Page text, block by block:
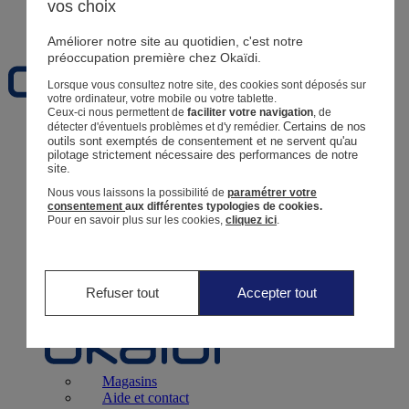
Naissance0 - 12 mois
Magasins
Retour
Bébé Fille3 mois - 5 ans
Magasins
Aide et contact
vos choix
Améliorer notre site au quotidien, c'est notre
préoccupation première chez Okaïdi.
Lorsque vous consultez notre site, des cookies sont déposés sur
votre ordinateur, votre mobile ou votre tablette.
Ceux-ci nous permettent defaciliter votre navigation , de
détecter d'éventuels problèmes et d'y remédier.Certains de nos
outils sont exemptés de consentement et ne servent qu'au
pilotage strictement nécessaire des performances de notre
site.
Nous vous laissons la possibilité deparamétrer votre
consentementaux différentes typologies de cookies.
Pour en savoir plus sur les cookies,cliquez ici
Refuser tout Accepter tout